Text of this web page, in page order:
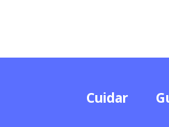
Cuidar